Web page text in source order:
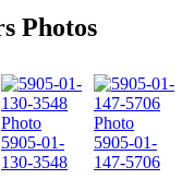
Photos
5905-01-
130-3548
5905-01-
147-5706